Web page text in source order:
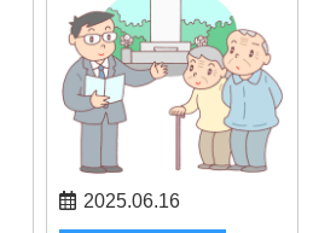
2025.06.16